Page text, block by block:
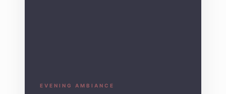
EVENING AMBIANCE